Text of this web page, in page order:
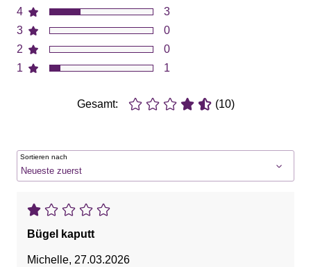
4
3
2
1
3
0
0
1
Gesamt: (10)
Sortieren nach
Bügel kaputt
Michelle, 27.03.2026